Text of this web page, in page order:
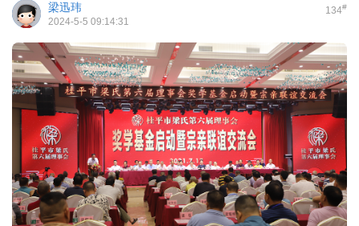
134#
梁迅玮
2024-5-5 09:14:31